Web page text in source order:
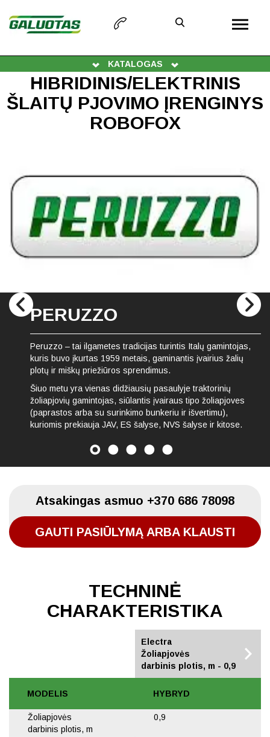
KATALOGAS
HIBRIDINIS/ELEKTRINIS
ŠLAITŲ PJOVIMO ĮRENGINYS
ROBOFOX
PERUZZO
Peruzzo – tai ilgametes tradicijas turintis Italų gamintojas,
kuris buvo įkurtas 1959 metais, gaminantis įvairius žalių
plotų ir miškų priežiūros sprendimus.
Šiuo metu yra vienas didžiausių pasaulyje traktorinių
žoliapjovių gamintojas, siūlantis įvairaus tipo žoliapjoves
(paprastos arba su surinkimo bunkeriu ir išvertimu),
kuriomis prekiauja JAV, ES šalyse, NVS šalyse ir kitose.
Atsakingas asmuo +370 686 78098
GAUTI PASIŪLYMĄ ARBA KLAUSTI
TECHNINĖ
CHARAKTERISTIKA
MODELIS
Žoliapjovės
darbinis plotis, m
HYBRYD
0,9
Electra
Žoliapjovės
darbinis plotis, m - 0,9